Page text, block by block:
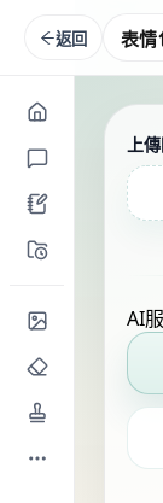
返回 表情
上
AI